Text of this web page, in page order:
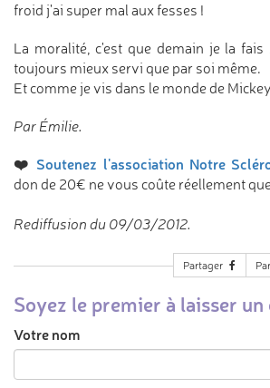
froid j'ai super mal aux fesses !
La moralité, c'est que demain je la fais
toujours mieux servi que par soi même.
Et comme je vis dans le monde de
Par Émilie.
❤️ Soutenez l'association Notre
don de 20€ ne vous coûte réellement
Rediffusion du 09/03/2012.
Partager
Soyez le premier à laisser
Votre nom